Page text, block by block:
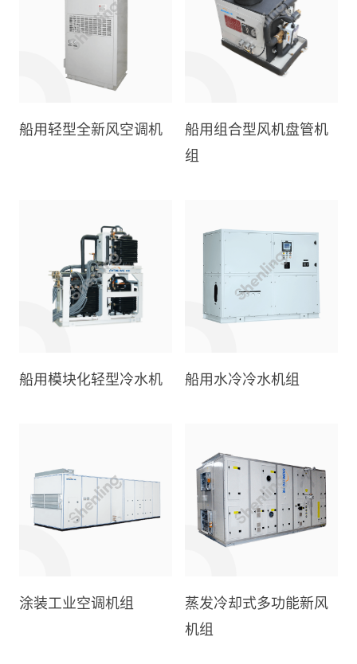
船用轻型全新风空调机
船用组合型风机盘管机
组
船用模块化轻型冷水机 船用水冷冷水机组
涂装工业空调机组
蒸发冷却式多功能新风
机组